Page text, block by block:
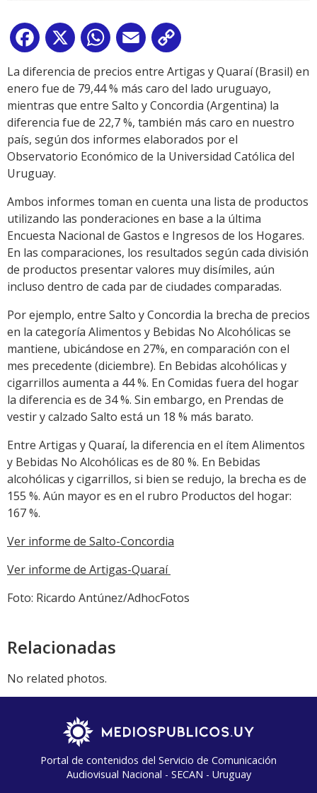
Facebook
X WhatsApp
Email
Link
La diferencia de precios entre Artigas y Quaraí (Brasil) en
enero fue de 79,44 % más caro del lado uruguayo,
mientras que entre Salto y Concordia (Argentina) la
diferencia fue de 22,7 %, también más caro en nuestro
país, según dos informes elaborados por el
Observatorio Económico de la Universidad Católica del
Uruguay.
Ambos informes toman en cuenta una lista de productos
utilizando las ponderaciones en base a la última
Encuesta Nacional de Gastos e Ingresos de los Hogares.
En las comparaciones, los resultados según cada división
de productos presentar valores muy disímiles, aún
incluso dentro de cada par de ciudades comparadas.
Por ejemplo, entre Salto y Concordia la brecha de precios
en la categoría Alimentos y Bebidas No Alcohólicas se
mantiene, ubicándose en 27%, en comparación con el
mes precedente (diciembre). En Bebidas alcohólicas y
cigarrillos aumenta a 44 %. En Comidas fuera del hogar
la diferencia es de 34 %. Sin embargo, en Prendas de
vestir y calzado Salto está un 18 % más barato.
Entre Artigas y Quaraí, la diferencia en el ítem Alimentos
y Bebidas No Alcohólicas es de 80 %. En Bebidas
alcohólicas y cigarrillos, si bien se redujo, la brecha es de
155 %. Aún mayor es en el rubro Productos del hogar:
167 %.
Ver informe de Salto-Concordia
Ver informe de Artigas-Quaraí
Foto: Ricardo Antúnez/AdhocFotos
Relacionadas
No related photos.
Portal de contenidos del Servicio de Comunicación
Audiovisual Nacional - SECAN - Uruguay